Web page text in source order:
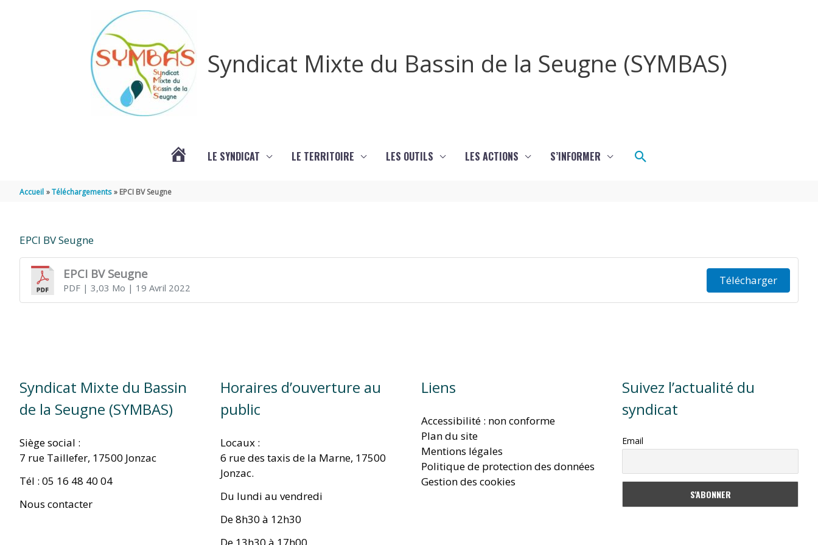
Syndicat Mixte du Bassin de la Seugne (SYMBAS)
TITRE)
LE SYNDICAT LE TERRITOIRE LES OUTILS LES ACTIONS S’INFORMER Rechercher
Accueil Téléchargements EPCI BV Seugne
EPCI BV Seugne
EPCI BV Seugne
PDF| 3,03 Mo | 19 Avril 2022
Télécharger
Syndicat Mixte du Bassin
de la Seugne (SYMBAS)
Siège social :
7 rue Taillefer, 17500 Jonzac
Tél : 05 16 48 40 04
Nous contacter
Horaires d’ouverture au
public
Locaux :
6 rue des taxis de la Marne, 17500
Jonzac.
Du lundi au vendredi
De 8h30 à 12h30
De 13h30 à 17h00
Liens
Accessibilité : non conforme
Plan du site
Mentions légales
Politique de protection des données
Gestion des cookies
Suivez l’actualité du
syndicat
Email